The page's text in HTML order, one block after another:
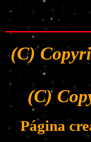
(C)
(C)
Página